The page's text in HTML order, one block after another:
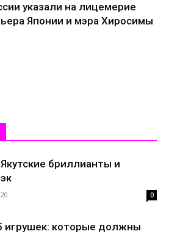
указали на лицемерие
Японии и мэра Хиросимы
бриллианты и
0
игрушек: которые должны